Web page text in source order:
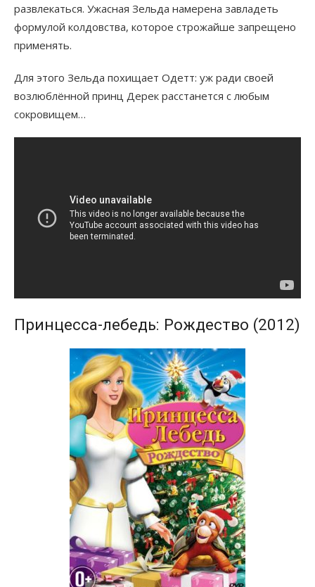
развлекаться. Ужасная Зельда намерена завладеть
формулой колдовства, которое строжайше запрещено
применять.
Для этого Зельда похищает Одетт: уж ради своей
возлюблённой принц Дерек расстанется с любым
сокровищем…
Принцесса-лебедь: Рождество (2012)